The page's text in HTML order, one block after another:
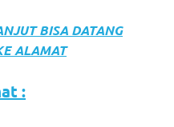
BISA DATANG
ALAMAT
: